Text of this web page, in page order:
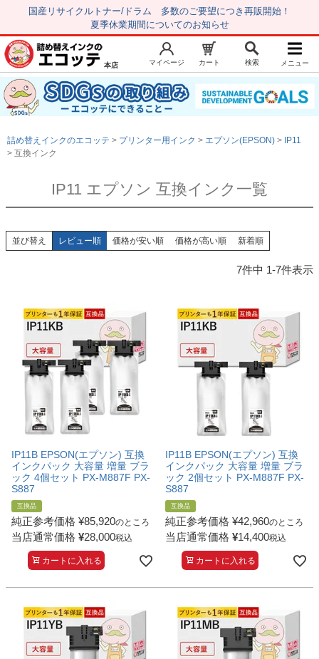
国産リサイクルトナー/ドラム 多数のご要望につき再販開始！
夏季休業期間についてのお知らせ
新規会員登録 マイページ
トップページ お気に入り
注文履歴 レビュー履歴
商品を探す
初心者用セット
キャノンインク
詰め替えインク
互換インクボトル
互換インクカートリッジ
再生インクカートリッジ
記事を探す
お客様の声
お店の紹介
ご利用ガイド
よくある質問
お問い合わせ
会員専用商品
説明書ダウンロード
本店 マイページ カート 検索 メニュー
詰め替えインクのエコッテ プリンター用インク エプソン(EPSON)
IP11
互換インク
IP11 エプソン 互換インク一覧
並び替え レビュー順 価格が安い順 価格が高い順 新着順
7件中 1-7件表示
IP11B EPSON(エプソン) 互換
インクパック 大容量 増量 ブラ
ック 4個セット PX-M887F PX-
S887
互換品
純正参考価格 ¥85,920のところ
当店通常価格 ¥28,000税込
カートに入れる
IP11B EPSON(エプソン) 互換
インクパック 大容量 増量 ブラ
ック 2個セット PX-M887F PX-
S887
互換品
純正参考価格 ¥42,960のところ
当店通常価格 ¥14,400税込
カートに入れる